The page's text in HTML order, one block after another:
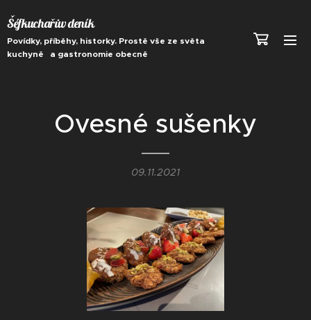
Šéfkuchařův deník
Povídky, příběhy, historky. Prostě vše ze světa
kuchyně a gastronomie obecně
Ovesné sušenky
09.11.2021